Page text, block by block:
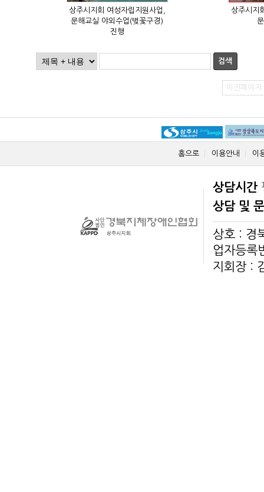
진행
검색
이전페이지
홈으로 이용안내 이
상담시간
상담 및
상호 : 경
업자등
지회장 :